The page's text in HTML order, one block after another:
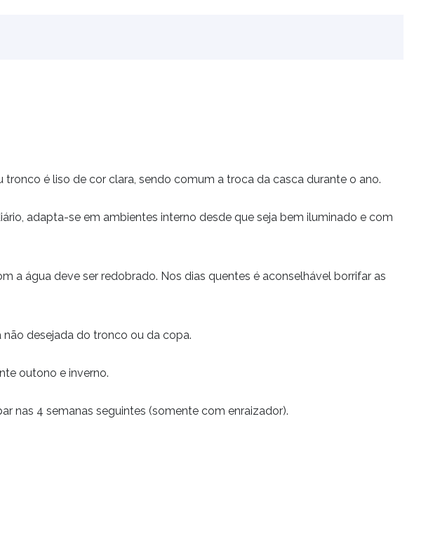
é liso de cor clara, sendo comum a troca da casca durante o ano.
adapta-se em ambientes interno desde que seja bem iluminado e com
a água deve ser redobrado. Nos dias quentes é aconselhável borrifar as
desejada do tronco ou da copa.
outono e inverno.
nas 4 semanas seguintes (somente com enraizador).